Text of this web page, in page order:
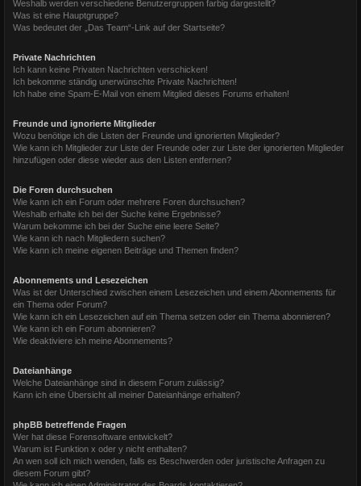
Weshalb werden verschiedene Benutzergruppen farbig dargestellt?
Was ist eine Hauptgruppe?
Was bedeutet der „Das Team“-Link auf der Startseite?
Private Nachrichten
Ich kann keine Privaten Nachrichten verschicken!
Ich bekomme ständig unerwünschte Private Nachrichten!
Ich habe eine Spam-E-Mail von einem Mitglied dieses Forums erhalten!
Freunde und ignorierte Mitglieder
Wozu benötige ich die Listen der Freunde und ignorierten Mitglieder?
Wie kann ich Mitglieder zur Liste der Freunde oder zur Liste der ignorierten Mitglieder
hinzufügen oder diese wieder aus den Listen entfernen?
Die Foren durchsuchen
Wie kann ich ein Forum oder mehrere Foren durchsuchen?
Weshalb erhalte ich bei der Suche keine Ergebnisse?
Warum bekomme ich bei der Suche eine leere Seite?
Wie kann ich nach Mitgliedern suchen?
Wie kann ich meine eigenen Beiträge und Themen finden?
Abonnements und Lesezeichen
Was ist der Unterschied zwischen einem Lesezeichen und einem Abonnements für
ein Thema oder Forum?
Wie kann ich ein Lesezeichen auf ein Thema setzen oder ein Thema abonnieren?
Wie kann ich ein Forum abonnieren?
Wie deaktiviere ich meine Abonnements?
Dateianhänge
Welche Dateianhänge sind in diesem Forum zulässig?
Kann ich eine Übersicht all meiner Dateianhänge erhalten?
phpBB betreffende Fragen
Wer hat diese Forensoftware entwickelt?
Warum ist Funktion x oder y nicht enthalten?
An wen soll ich mich wenden, falls es Beschwerden oder juristische Anfragen zu
diesem Forum gibt?